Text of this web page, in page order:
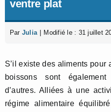
ventre plat
Par Julia Modifié le : 31 juillet
S’il existe des aliments pour
boissons sont
d’autres. Alliées à une
régime alimentaire